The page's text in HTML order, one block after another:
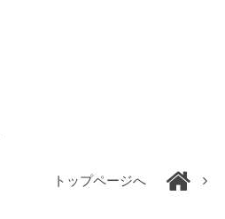
トップページへ